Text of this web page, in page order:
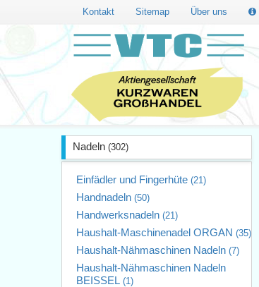
Kontakt Sitemap Über uns
Nadeln (302)
Einfädler und Fingerhüte (21)
Handnadeln (50)
Handwerksnadeln (21)
Haushalt-Maschinenadel ORGAN (35)
Haushalt-Nähmaschinen Nadeln (7)
Haushalt-Nähmaschinen Nadeln
BEISSEL (1)